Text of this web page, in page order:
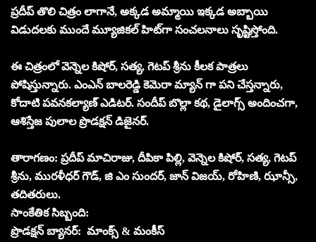
ప్రదీప్ తొలి చిత్రం లాగానే, అక్కడ అమ్మాయి ఇక్కడ అబ్బాయి
విడుదలకు ముందే మ్యూజికల్ హిట్‌గా సంచలనాలు సృష్టిస్తోంది.
ఈ చిత్రంలో వెన్నెల కిషోర్, సత్య, గెటప్ శ్రీను కీలక పాత్రలు
పోషిస్తున్నారు. ఎంఎన్ బాలరెడ్డి కెమెరా మ్యాన్ గా పని చేస్తన్నారు,
కోదాటి పవనకల్యాణ్ ఎడిటర్. సందీప్ బొల్లా కథ, డైలాగ్స్ అందించగా,
ఆశిస్తేజ పులాల ప్రొడక్షన్ డిజైనర్.
తారాగణం: ప్రదీప్ మాచిరాజు, దీపికా పిల్లి, వెన్నెల కిషోర్, సత్య, గెటప్
శ్రీను, మురళీధర్ గౌడ్, జి ఎం సుందర్, జాన్ విజయ్, రోహిణి, ఝాన్సీ,
తదితరులు.
సాంకేతిక సిబ్బంది:
ప్రొడక్షన్ బ్యానర్: మాంక్స్ & మంకీస్